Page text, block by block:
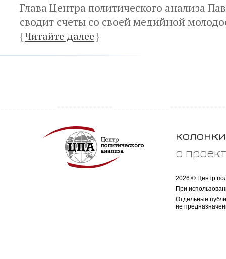
Глава Центра политического анализа
сводит счеты со своей медийной
{Читайте далее}
колонки
о
2026 © Центр
При
Отдельные
не